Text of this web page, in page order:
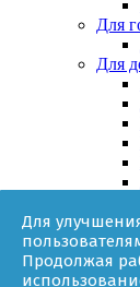
Для
Продолжая
Для
Для